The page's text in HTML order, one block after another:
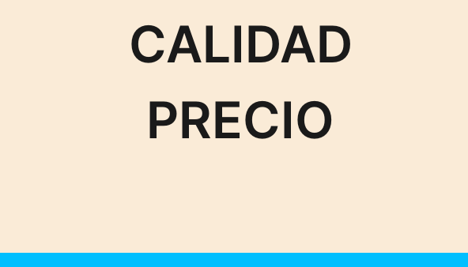
CALIDAD
PRECIO